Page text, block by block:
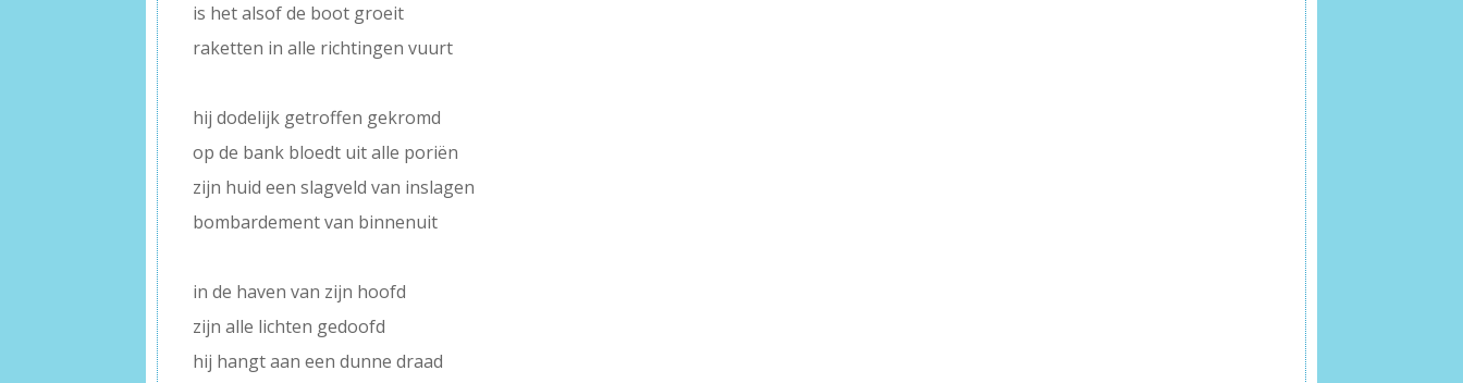
is het alsof de boot groeit
raketten in alle richtingen vuurt
hij dodelijk getroffen gekromd
op de bank bloedt uit alle poriën
zijn huid een slagveld van inslagen
bombardement van binnenuit
in de haven van zijn hoofd
zijn alle lichten gedoofd
hij hangt aan een dunne draad